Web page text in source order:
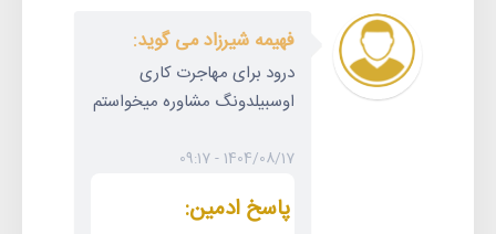
فهیمه شیرزاد می گوید:
درود برای مهاجرت کاری
اوسبیلدونگ مشاوره میخواستم
1404/08/17 - 09:17
پاسخ ادمین: